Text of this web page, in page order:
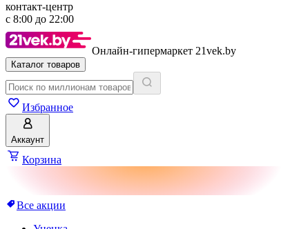
контакт-центр
с 8:00 до 22:00
Онлайн-гипермаркет 21vek.by
Каталог товаров
Избранное
Аккаунт
Корзина
Все акции